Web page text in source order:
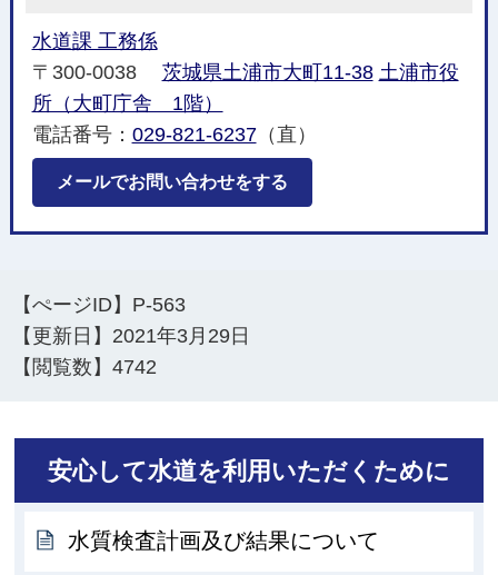
水道課 工務係
〒300-0038 茨城県土浦市大町11-38 土浦市役
所（大町庁舎 1階）
電話番号： 029-821-6237（直）
メールでお問い合わせをする
【ぺージID】 P-563
【更新日】 2021年3月29日
【閲覧数】4742
安心して水道を利用いただくために
水質検査計画及び結果について